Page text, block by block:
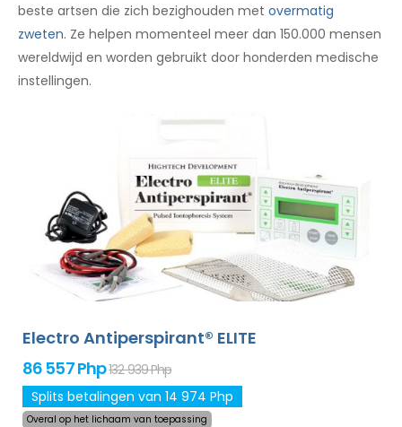
beste artsen die zich bezighouden met overmatig
zweten. Ze helpen momenteel meer dan 150.000 mensen
wereldwijd en worden gebruikt door honderden medische
instellingen.
Electro Antiperspirant® ELITE
86 557 Php132 939 Php
Splits betalingen van 14 974 Php
Overal op het lichaam van toepassing